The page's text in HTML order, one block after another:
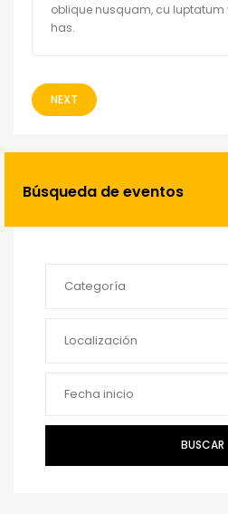
oblique nusquam, cu
has.
NEXT
Búsqueda de eventos
Categoría
Localización
BUSCAR